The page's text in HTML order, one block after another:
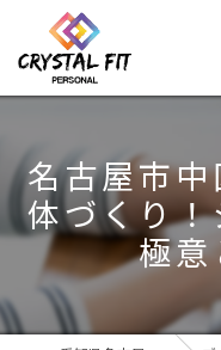
名古屋市
体づくり
極